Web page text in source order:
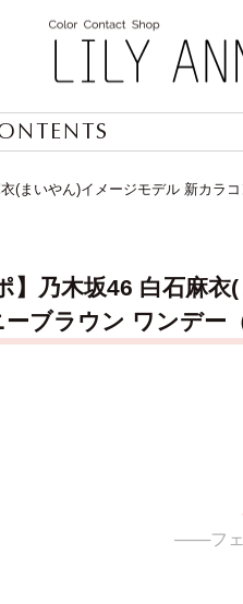
衣(まいやん)イメージモデル 新カ
】乃木坂46 白石麻
ブラウン ワンデー
───フ